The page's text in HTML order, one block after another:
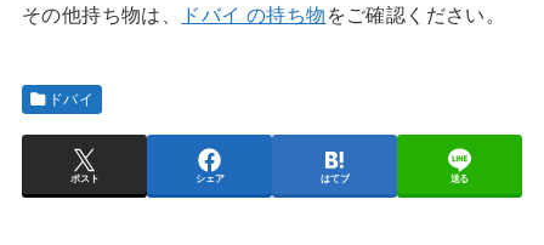
その他持ち物は、 ドバイ の持ち物 をご確認ください。
ドバイ
ポスト シェア はてブ 送る